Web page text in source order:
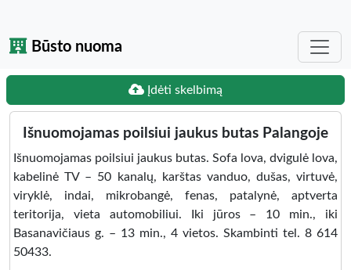
Būsto nuoma
Įdėti skelbimą
Išnuomojamas poilsiui jaukus butas Palangoje
Išnuomojamas poilsiui jaukus butas. Sofa lova, dvigulė lova,
kabelinė TV – 50 kanalų, karštas vanduo, dušas, virtuvė,
viryklė, indai, mikrobangė, fenas, patalynė, aptverta
teritorija, vieta automobiliui. Iki jūros – 10 min., iki
Basanavičiaus g. – 13 min., 4 vietos. Skambinti tel. 8 614
50433.